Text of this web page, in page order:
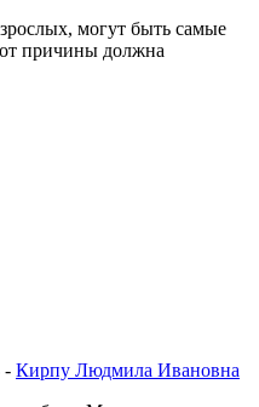
могут быть самые
причины должна
- Кирпу Людмила Ивановна